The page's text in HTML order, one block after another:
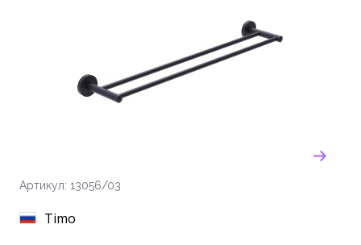
Артикул: 13056/03
Timo